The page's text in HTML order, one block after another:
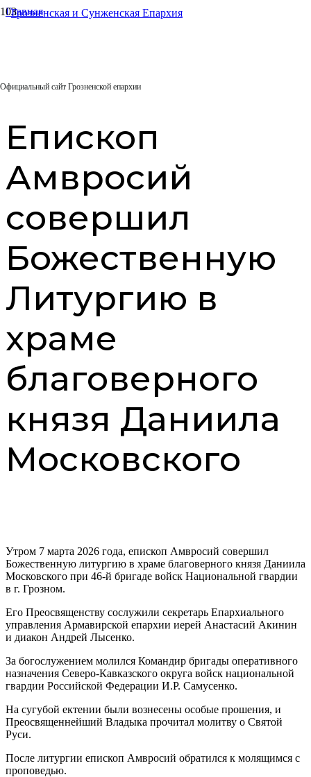
Официальный сайт Грозненской епархии
Главная
07.03.2026
Епископ
Амвросий
совершил
Божественную
Литургию в
храме
благоверного
князя Даниила
Московского
Утром 7 марта 2026 года, епископ Амвросий совершил
Божественную литургию в храме благоверного князя Даниила
Московского при 46-й бригаде войск Национальной гвардии
в г. Грозном.
Его Преосвященству сослужили секретарь Епархиального
управления Армавирской епархии иерей Анастасий Акинин
и диакон Андрей Лысенко.
За богослужением молился Командир бригады оперативного
назначения Северо-Кавказского округа войск национальной
гвардии Российской Федерации И.Р. Самусенко.
На сугубой ектении были вознесены особые прошения, и
Преосвященнейший Владыка прочитал молитву о Святой
Руси.
После литургии епископ Амвросий обратился к молящимся с
проповедью.